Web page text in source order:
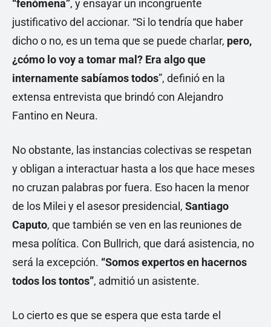
“fenómena”, y ensayar un incongruente
justificativo del accionar. “Si lo tendría que haber
dicho o no, es un tema que se puede charlar, pero,
¿cómo lo voy a tomar mal? Era algo que
internamente sabíamos todos”, definió en la
extensa entrevista que brindó con Alejandro
Fantino en Neura.
No obstante, las instancias colectivas se respetan
y obligan a interactuar hasta a los que hace meses
no cruzan palabras por fuera. Eso hacen la menor
de los Milei y el asesor presidencial, Santiago
Caputo, que también se ven en las reuniones de
mesa política. Con Bullrich, que dará asistencia, no
será la excepción. “Somos expertos en hacernos
todos los tontos”, admitió un asistente.
Lo cierto es que se espera que esta tarde el